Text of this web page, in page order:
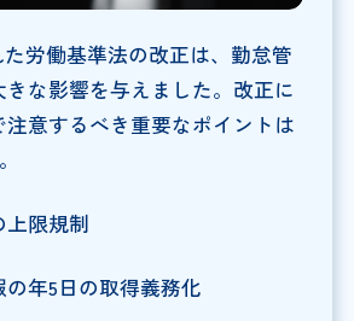
た労働基準法の改正は、勤怠管
な影響を与えました。改正に
注意するべき重要なポイントは
上限規制
の年5日の取得義務化